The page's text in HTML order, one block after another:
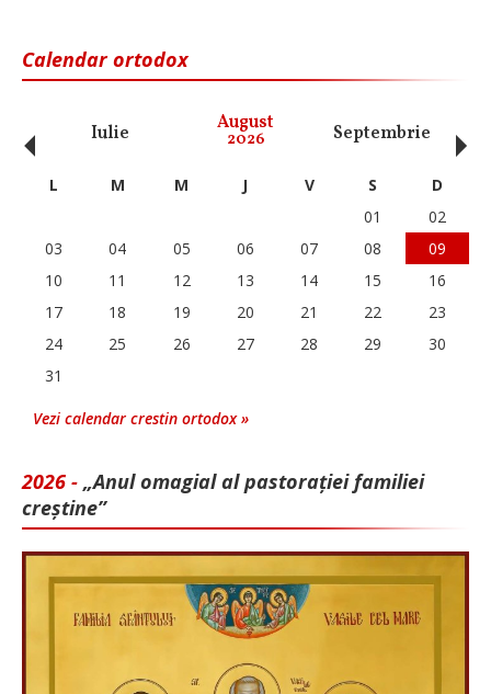
Calendar ortodox
Iulie August
2026 Septembrie
‹ L M M J V S
D
01
02
03
04 05 06 07 08
09
10
11 12 13 14 15
16
17
18 19 20 21 22
23
24
25 26 27 28 29
30
31
Vezi calendar crestin ortodox »
2026 - „Anul omagial al pastorației familiei
creștine”